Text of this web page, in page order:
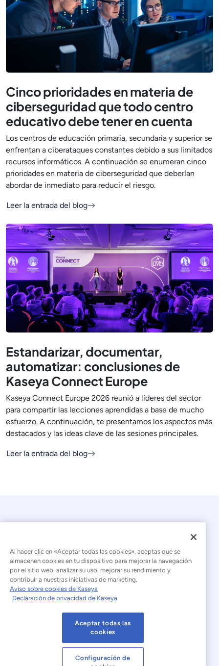
Cinco prioridades en materia de
ciberseguridad que todo centro
educativo debe tener en cuenta
Los centros de educación primaria, secundaria y superior se
enfrentan a ciberataques constantes debido a sus limitados
recursos informáticos. A continuación se enumeran cinco
prioridades en materia de ciberseguridad que deberían
abordar de inmediato para reducir el riesgo.
Leer la entrada del blog
Estandarizar, documentar,
automatizar: conclusiones de
Kaseya Connect Europe
Kaseya Connect Europe 2026 reunió a líderes del sector
para compartir las lecciones aprendidas a base de mucho
esfuerzo. A continuación, te presentamos los aspectos más
destacados y las ideas clave de las sesiones principales.
Leer la entrada del blog
© 2026 Kaseya. Todos los derechos reservados.
Español (América Latina)
Declaración sobre la esclavitud moderna
Condiciones de uso del sitio web
Declaración de privacidad Mapa del sitio
Al hacer clic en «Aceptar todas las cookies», aceptas que se
almacenen cookies en tu dispositivo para mejorar la navegación
por el sitio web, analizar su uso, mejorar su rendimiento y
contribuir a nuestras iniciativas de marketing.
Aviso sobre cookies de Kaseya
Declaración de privacidad de Kaseya
Aceptar todas las
cookies
Configuración de